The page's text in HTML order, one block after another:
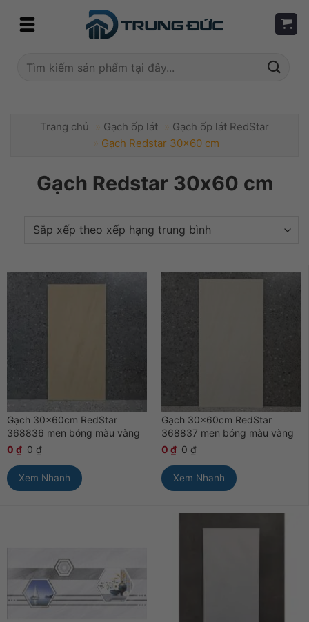
Tìm
Trang chủ » Gạch ốp lát » Gạch ốp lát RedStar
» Gạch Redstar 30x60 cm
Gạch Redstar 30x60 cm
Gạch 30x60cm RedStar
368836 men bóng màu vàng
0 ₫ 0₫
Xem Nhanh
Gạch 30x60cm RedStar
368837 men bóng màu vàng
0 ₫ 0₫
Xem Nhanh